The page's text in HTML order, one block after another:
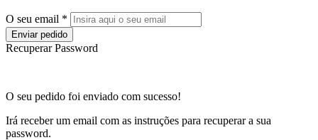
O seu email *
Enviar pedido
Recuperar Password
O seu pedido foi enviado com sucesso!
Irá receber um email com as instruções para recuperar a sua
password.